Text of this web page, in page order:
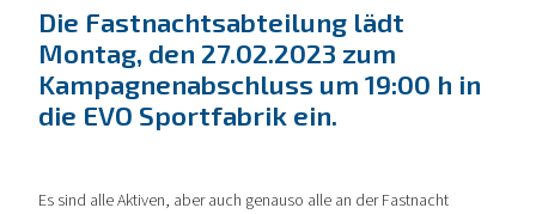
Die Fastnachtsabteilung lädt
Montag, den 27.02.2023 zum
Kampagnenabschluss um 19:00 h in
die EVO Sportfabrik ein.
Es sind alle Aktiven, aber auch genauso alle an der Fastnacht